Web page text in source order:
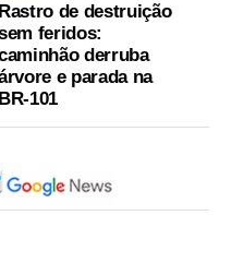
Rastro de destruição
feridos:
derruba
e parada na
BR-101